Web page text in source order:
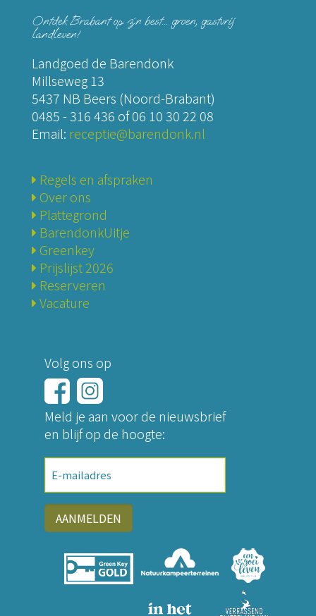
Ontdek Brabant op z´n best... groen, gastvrij
landleven!
Landgoed de Barendonk
Millseweg 13
5437 NB Beers (Noord-Brabant)
0485 - 316 436 of06 10 30 22 08
Email: receptie@barendonk.nl
Regels en afspraken
Over ons
Plattegrond
BarendonkUitje
Greenkey
Prijslijst 2026
Reserveren
Vacature
Volg ons op
Meld je aan voor de nieuwsbrief
en blijf op de hoogte:
mailadres
AANMELDEN